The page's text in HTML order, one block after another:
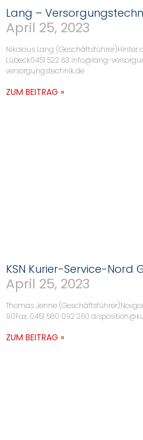
Lang –
April 25, 2023
Nikolaus Lang (Geschäftsführer)Hinter
Lübeck0451 522 63 info@lang-
versorgungstechnik.de
ZUM BEITRAG »
KSN Kurier-Service-Nord
April 25, 2023
Thomas Jenne
90Fax: 0451 580 092 260
ZUM BEITRAG »